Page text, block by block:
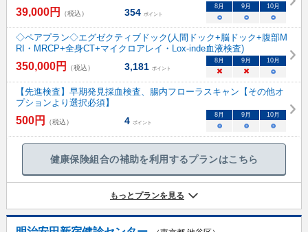
39,000円 （税込） 354 ポイント
8 月 9 月 10月
○ ○ ○
◇ペアプラン◇エグゼクティブドック(人間ドック+脳ドック+腹部M
RI・MRCP+全身CT+マイクロアレイ・Lox-inde血液検査)
350,000円 （税込） 3,181 ポイント
8 月 9 月 10月
× × ○
【先進検査】早期発見採血検査、腸内フローラスキャン【その他オ
プションより選択必須】
500円 （税込） 4 ポイント
8 月 9 月 10月
○ ○ ○
健康保険組合の補助を利用するプランはこちら
もっとプランを見る